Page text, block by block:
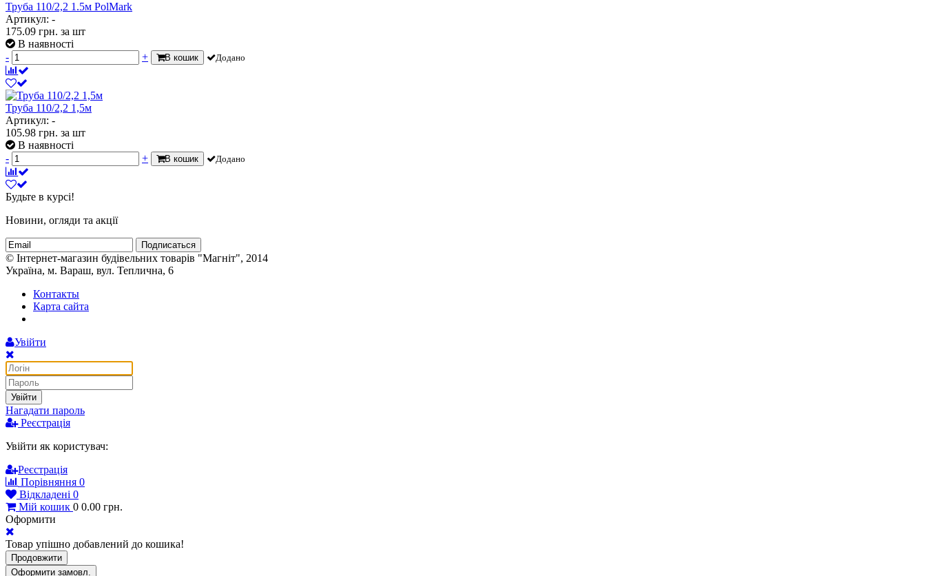
Труба 110/2,2 1.5м PolMark
Артикул: -
175.09 грн. за шт
В наявності
-
+ В кошик Додано
Труба 110/2,2 1,5м
Артикул: -
105.98 грн. за шт
В наявності
-
+ В кошик Додано
Будьте в курсі!
Новини, огляди та акції
Подписаться
© Інтернет-магазин будівельних товарів "Магніт", 2014
Україна, м. Вараш, вул. Теплична, 6
Контакты
Карта сайта
Увійти
Увійти
Нагадати пароль
Реєстрація
Увійти як користувач:
Реєстрація
Порівняння 0
Відкладені 0
Мій кошик 0 0.00 грн.
Оформити
Товар упішно добавлений до кошика!
Продовжити
Оформити замовл.